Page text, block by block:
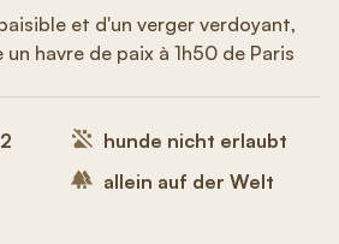
et d'un verger verdoyant,
havre de paix à 1h50 de Paris
hunde nicht erlaubt
allein auf der Welt